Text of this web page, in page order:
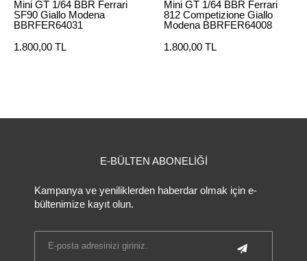
Mini GT 1/64 BBR Ferrari
SF90 Giallo Modena
BBRFER64031
1.800,00 TL
Mini GT 1/64 BBR Ferrari
812 Competizione Giallo
Modena BBRFER64008
1.800,00 TL
E-BÜLTEN ABONELİĞİ
Kampanya ve yeniliklerden haberdar olmak için e-
bültenimize kayıt olun.